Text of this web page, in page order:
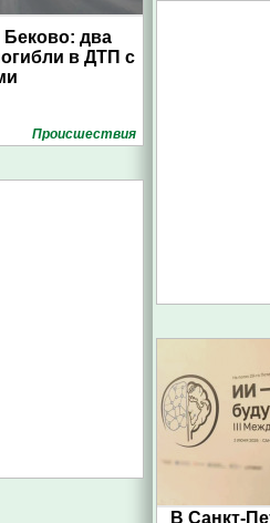
Беково: два
в ДТП с
Проиcшествия
В Санкт-